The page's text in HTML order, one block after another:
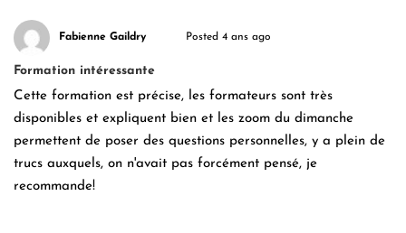
Fabienne Gaildry Posted 4 ans ago
Formation intéressante
Cette formation est précise, les formateurs sont très
disponibles et expliquent bien et les zoom du dimanche
permettent de poser des questions personnelles, y a plein de
trucs auxquels, on n'avait pas forcément pensé, je
recommande!